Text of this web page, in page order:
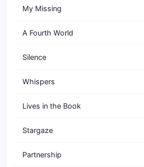
My Missing
A Fourth World
Silence
Whispers
Lives in the Book
Stargaze
Partnership